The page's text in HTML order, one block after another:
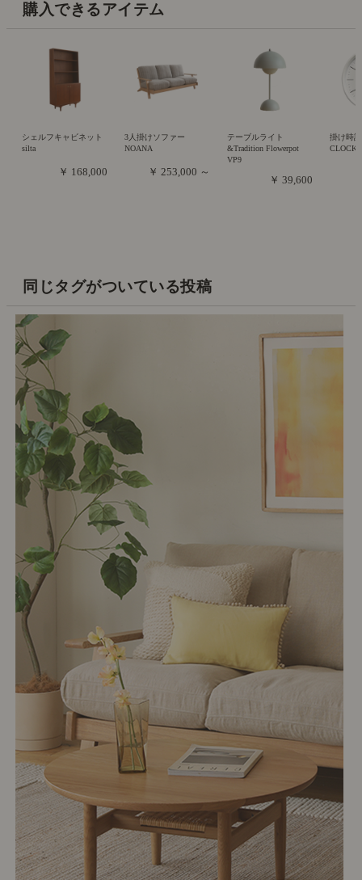
購入できるアイテム
シェルフキャビネット
silta
￥ 168,000
3人掛けソファー
NOANA
￥ 253,000 ～
テーブルライト
&Tradition Flowerpot
VP9
￥ 39,600
掛け時
CLOCK
同じタグがついている投稿